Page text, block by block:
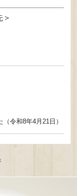
令和8年4月21日）